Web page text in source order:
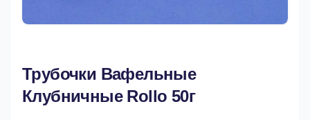
Трубочки Вафельные
Клубничные Rollo 50г